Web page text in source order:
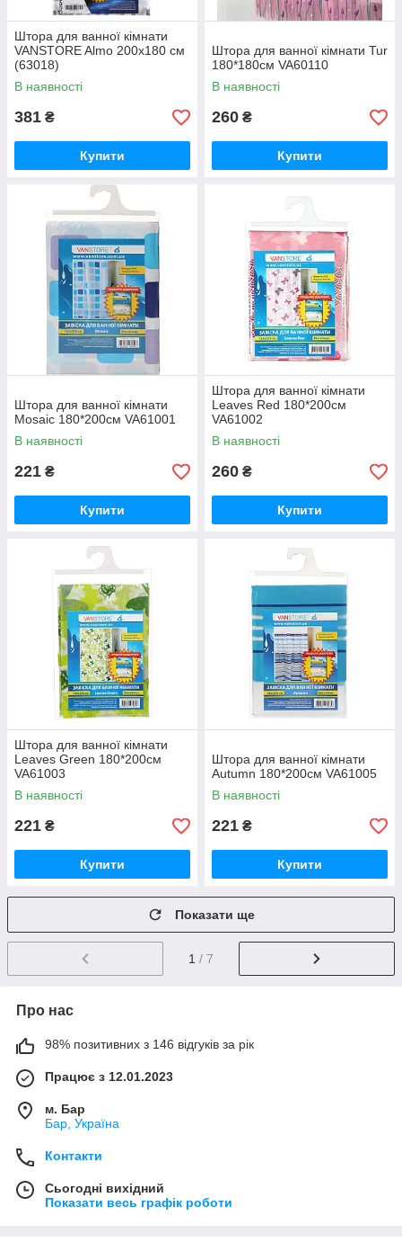
Штора для ванної кімнати
VANSTORE Almo 200х180 см
(63018)
В наявності
381 ₴
Купити
Штора для ванної кімнати Tur
180*180см VA60110
В наявності
260 ₴
Купити
Штора для ванної кімнати
Mosaic 180*200см VA61001
В наявності
221 ₴
Купити
Штора для ванної кімнати
Leaves Red 180*200см
VA61002
В наявності
260 ₴
Купити
Штора для ванної кімнати
Leaves Green 180*200см
VA61003
В наявності
221 ₴
Купити
Штора для ванної кімнати
Autumn 180*200см VA61005
В наявності
221 ₴
Купити
Показати ще
1 / 7
Про нас
98% позитивних з 146 відгуків за рік
Працює з 12.01.2023
м. Бар
Бар, Україна
Контакти
Сьогодні вихідний
Показати весь графік роботи